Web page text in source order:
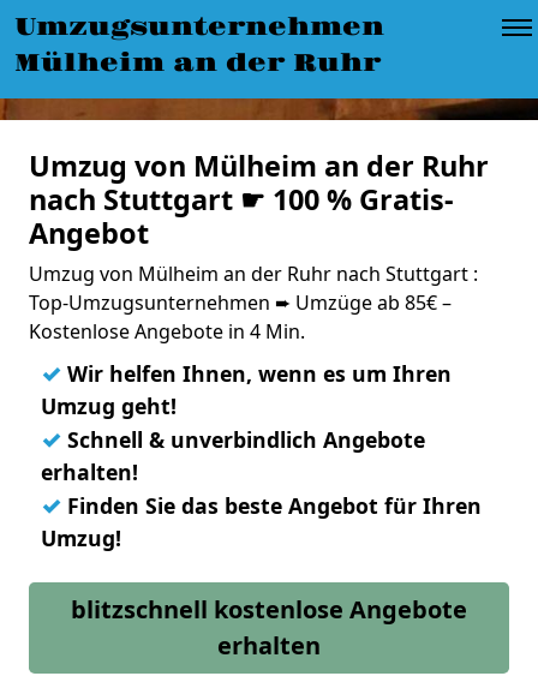
Umzugsunternehmen
Mülheim an der Ruhr
Umzug von Mülheim an der Ruhr
nach Stuttgart ☛ 100 % Gratis-
Angebot
Umzug von Mülheim an der Ruhr nach Stuttgart :
Top-Umzugsunternehmen ➨ Umzüge ab 85€ –
Kostenlose Angebote in 4 Min.
✓ Wir helfen Ihnen, wenn es um Ihren
Umzug geht!
✓ Schnell & unverbindlich Angebote
erhalten!
✓ Finden Sie das beste Angebot für Ihren
Umzug!
blitzschnell kostenlose Angebote
erhalten